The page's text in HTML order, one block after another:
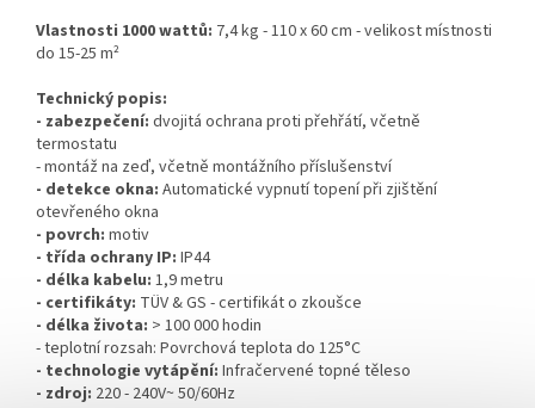
Vlastnosti 1000 wattů: 7,4 kg - 110 x 60 cm - velikost místnosti
do 15-25 m²
Technický popis:
- zabezpečení: dvojitá ochrana proti přehřátí, včetně
termostatu
- montáž na zeď, včetně montážního příslušenství
- detekce okna: Automatické vypnutí topení při zjištění
otevřeného okna
- povrch: motiv
- třída ochrany IP: IP44
- délka kabelu: 1,9 metru
- certifikáty: TÜV & GS - certifikát o zkoušce
- délka života: > 100 000 hodin
- teplotní rozsah: Povrchová teplota do 125°C
- technologie vytápění: Infračervené topné těleso
- zdroj: 220 - 240V~ 50/60Hz